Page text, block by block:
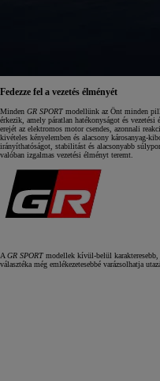
Fedezze fel a vezetés élményét
Minden GR SPORT modellünk az Önt minden
érkezik, amely páratlan hatékonyságot és
erejét az elektromos motor csendes, azonnali
kivételes kényelemben és alacsony
irányíthatóságot, stabilitást és alacsonyabb
valóban izgalmas vezetési élményt teremt.
A GR SPORT modellek kívül‑belül
választéka még emlékezetesebbé varázsolhatja